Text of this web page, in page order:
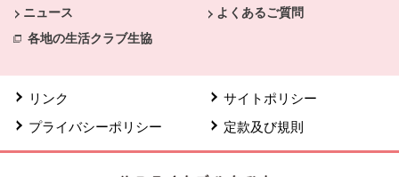
ニュース
よくあるご質問
各地の生活クラブ生協
リンク
サイトポリシー
プライバシーポリシー
定款及び規則